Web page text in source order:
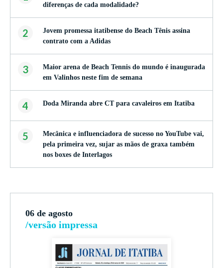
diferenças de cada modalidade?
2
Jovem promessa itatibense do Beach Tênis assina
contrato com a Adidas
3
Maior arena de Beach Tennis do mundo é inaugurada
em Valinhos neste fim de semana
4 Doda Miranda abre CT para cavaleiros em Itatiba
5
Mecânica e influenciadora de sucesso no YouTube vai,
pela primeira vez, sujar as mãos de graxa também
nos boxes de Interlagos
06 de agosto
/versão impressa